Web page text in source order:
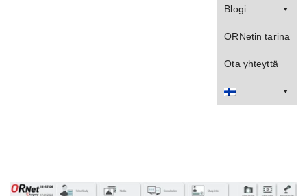
Blogi
ORNetin tarina
Ota yhteyttä